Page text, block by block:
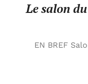
Le salon
EN BREF